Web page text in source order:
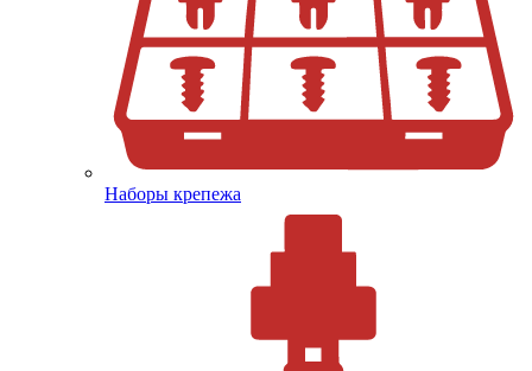
Наборы крепежа